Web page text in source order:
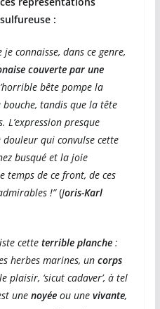
:
connaisse, dans ce genre,
couverte par une
bête pompe la
tandis que la tête
L’expression presque
douleur qui convulse cette
busqué et la joie
temps de ce front, de ces
!”(Joris-Karl
cetteterrible planche:
herbes marines, un corps
plaisir, ‘sicut cadaver’, à tel
une noyéeou une vivante,